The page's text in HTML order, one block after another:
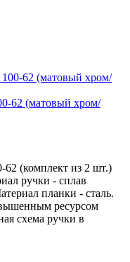
62 (матовый хром/
(комплект из 2 шт.)
ручки - сплав
планки - сталь.
ресурсом
схема ручки в